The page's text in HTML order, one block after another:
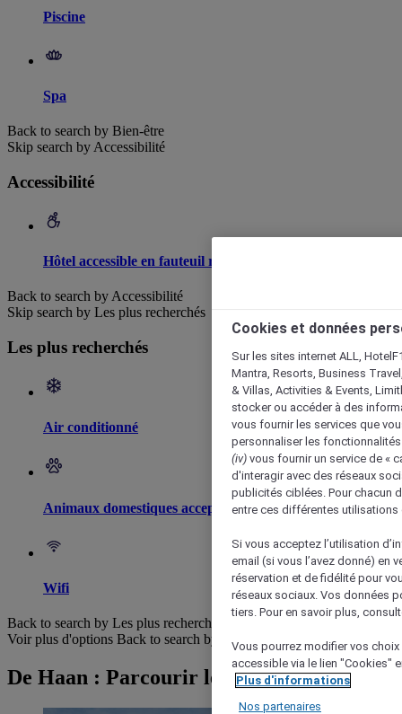
Piscine
Spa
Back to search by Bien-être
Skip search by Accessibilité
Accessibilité
Hôtel accessible en fauteuil roulant
Back to search by Accessibilité
Skip search by Les plus recherchés
Les plus recherchés
Air conditionné
Animaux domestiques acceptés
Wifi
Back to search by Les plus recherchés
Voir plus d'options Back to search by categories
De Haan : Parcourir les hôtels
Cookies et données
Sur les sites internet ALL,
Mantra, Resorts, Business
& Villas, Activities & Events,
stocker ou accéder à des
vous fournir les services que
personnaliser les
(iv) vous fournir un service de «
d'interagir avec des réseaux
publicités ciblées. Pour chacun
entre ces différentes utilisations
Si vous acceptez l’utilisation
email (si vous l’avez donné) en
réservation et de fidélité pour
réseaux sociaux. Vos données
tiers. Pour en savoir plus,
Vous pourrez modifier vos
accessible via le lien "Cookies"
Plus d'informations
Nos partenaires